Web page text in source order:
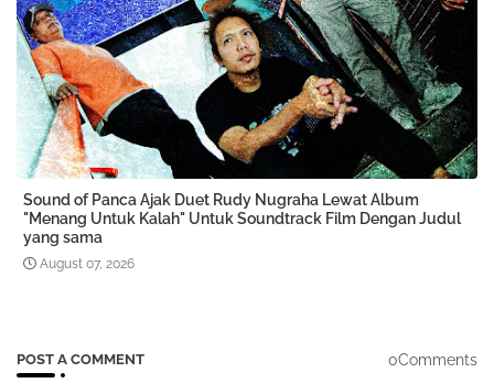
Sound of Panca Ajak Duet Rudy Nugraha Lewat Album
"Menang Untuk Kalah" Untuk Soundtrack Film Dengan Judul
yang sama
August 07, 2026
POST A COMMENT 0Comments